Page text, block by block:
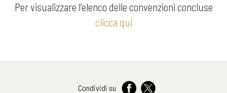
Per visualizzare l'elenco delle convenzioni concluse
clicca qui
Condividi su